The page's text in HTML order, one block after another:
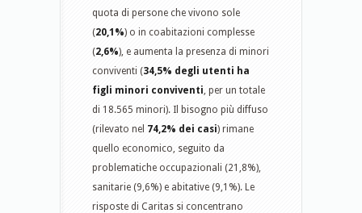
quota di persone che vivono sole
(20,1%) o in coabitazioni complesse
(2,6%), e aumenta la presenza di minori
conviventi (34,5% degli utenti ha
figli minori conviventi, per un totale
di 18.565 minori). Il bisogno più diffuso
(rilevato nel 74,2% dei casi) rimane
quello economico, seguito da
problematiche occupazionali (21,8%),
sanitarie (9,6%) e abitative (9,1%). Le
risposte di Caritas si concentrano